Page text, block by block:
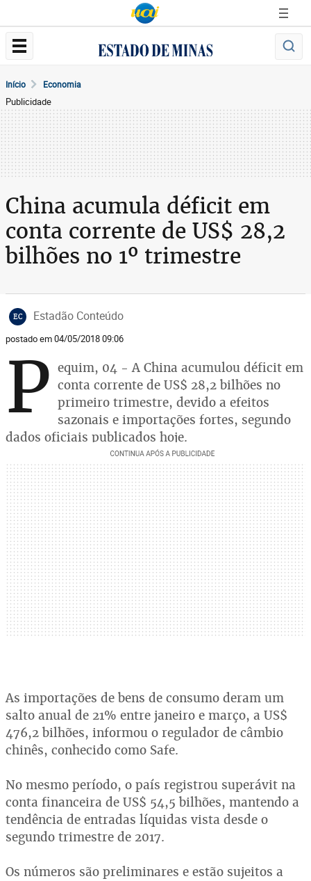
Início Economia
Publicidade
China acumula déficit em
conta corrente de US$ 28,2
bilhões no 1º trimestre
EC Estadão Conteúdo
postado em 04/05/2018 09:06
P equim, 04 - A China acumulou déficit em
conta corrente de US$ 28,2 bilhões no
primeiro trimestre, devido a efeitos
sazonais e importações fortes, segundo
dados oficiais publicados hoje.
As importações de bens de consumo deram um
salto anual de 21% entre janeiro e março, a US$
476,2 bilhões, informou o regulador de câmbio
chinês, conhecido como Safe.
No mesmo período, o país registrou superávit na
conta financeira de US$ 54,5 bilhões, mantendo a
tendência de entradas líquidas vista desde o
segundo trimestre de 2017.
Os números são preliminares e estão sujeitos a